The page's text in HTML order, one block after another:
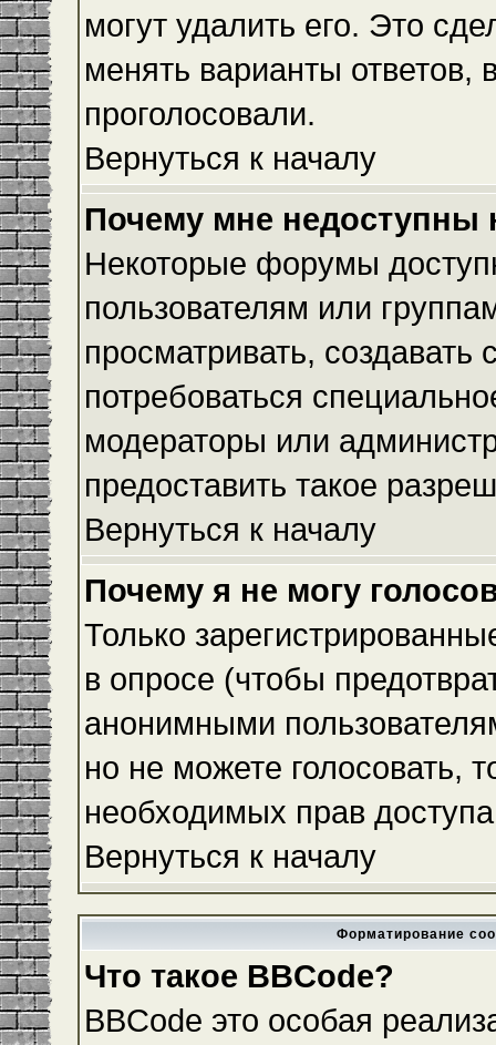
могут удалить его. Это
менять варианты ответов,
проголосовали.
Вернуться к началу
Почему мне
Некоторые форумы
пользователям или
просматривать,
потребоваться
модераторы или
предоставить такое
Вернуться к началу
Почему я не могу
Только
в опросе (чтобы
анонимными
но не можете голосовать,
необходимых прав
Вернуться к началу
Форматирование
Что такое BBCode?
BBCode это особая